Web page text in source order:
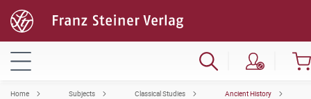
Home Subjects Classical Studies Ancient History